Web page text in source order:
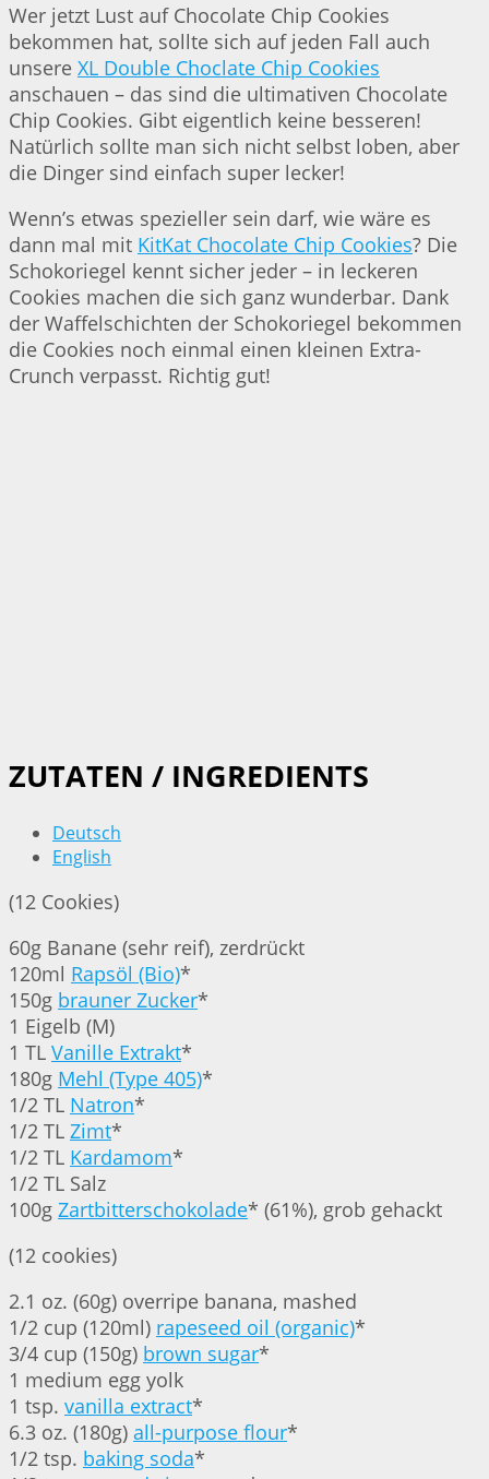
Wer jetzt Lust auf Chocolate Chip Cookies
bekommen hat, sollte sich auf jeden Fall auch
unsere XL Double Choclate Chip Cookies
anschauen – das sind die ultimativen Chocolate
Chip Cookies. Gibt eigentlich keine besseren!
Natürlich sollte man sich nicht selbst loben, aber
die Dinger sind einfach super lecker!
Wenn’s etwas spezieller sein darf, wie wäre es
dann mal mit KitKat Chocolate Chip Cookies? Die
Schokoriegel kennt sicher jeder – in leckeren
Cookies machen die sich ganz wunderbar. Dank
der Waffelschichten der Schokoriegel bekommen
die Cookies noch einmal einen kleinen Extra-
Crunch verpasst. Richtig gut!
ZUTATEN / INGREDIENTS
Deutsch
English
(12 Cookies)
60g Banane (sehr reif), zerdrückt
120ml Rapsöl (Bio)*
150g brauner Zucker*
1 Eigelb (M)
1 TL Vanille Extrakt*
180g Mehl (Type 405)*
1/2 TL Natron*
1/2 TL Zimt*
1/2 TL Kardamom*
1/2 TL Salz
100g Zartbitterschokolade* (61%), grob gehackt
(12 cookies)
2.1 oz. (60g) overripe banana, mashed
1/2 cup (120ml) rapeseed oil (organic)*
3/4 cup (150g) brown sugar*
1 medium egg yolk
1 tsp. vanilla extract*
6.3 oz. (180g) all-purpose flour*
1/2 tsp. baking soda*